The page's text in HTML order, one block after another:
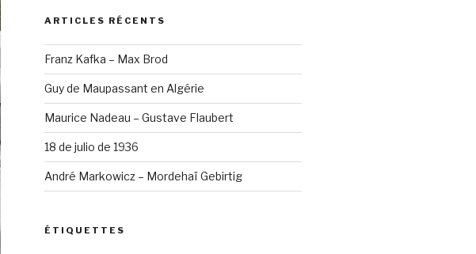
ARTICLES RÉCENTS
Franz Kafka – Max Brod
Guy de Maupassant en Algérie
Maurice Nadeau – Gustave Flaubert
18 de julio de 1936
André Markowicz – Mordehaï Gebirtig
ÉTIQUETTES